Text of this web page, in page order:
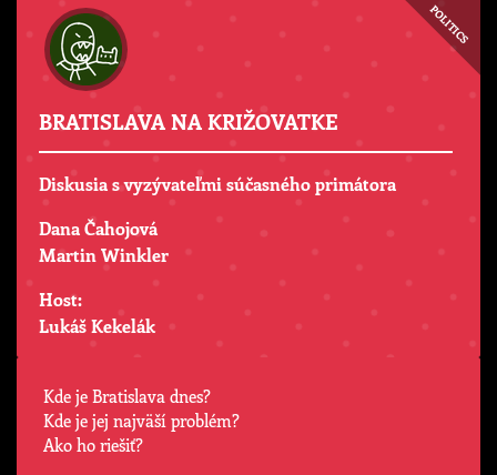
POLITICS
BRATISLAVA NA KRIŽOVATKE
Diskusia s vyzývateľmi súčasného primátora
Dana Čahojová
Martin Winkler
Host:
Lukáš Kekelák
Kde je Bratislava dnes?
Kde je jej najväší problém?
Ako ho riešiť?